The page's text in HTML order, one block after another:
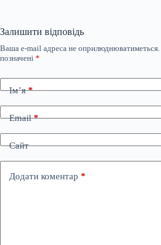
Залишити відповідь
Ваша e-mail адреса не оприлюднюватиметься.
позначені *
Ім’я*
Email*
Сайт
Додати коментар *